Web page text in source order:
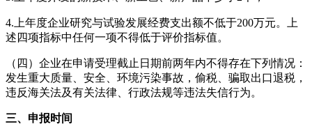
4.上年度企业研究与试验发展经费支出额不低于200万元。上
述四项指标中任何一项不得低于评价指标值。
（四）企业在申请受理截止日期前两年内不得存在下列情况：
发生重大质量、安全、环境污染事故，偷税、骗取出口退税，
违反海关法及有关法律、行政法规等违法失信行为。
三、申报时间